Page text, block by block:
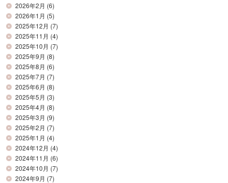
2026年2月 (6)
2026年1月 (5)
2025年12月 (7)
2025年11月 (4)
2025年10月 (7)
2025年9月 (8)
2025年8月 (6)
2025年7月 (7)
2025年6月 (8)
2025年5月 (3)
2025年4月 (8)
2025年3月 (9)
2025年2月 (7)
2025年1月 (4)
2024年12月 (4)
2024年11月 (6)
2024年10月 (7)
2024年9月 (7)